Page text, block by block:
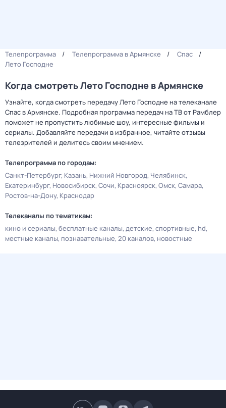
Телепрограмма Телепрограмма в Армянске
Спас
Лето Господне
Когда смотреть Лето Господне в Армянске
Узнайте, когда смотреть передачу Лето Господне на телеканале
Спас в Армянске. Подробная программа передач на ТВ от Рамблер
поможет не пропустить любимые шоу, интересные фильмы и
сериалы. Добавляйте передачи в избранное, читайте отзывы
телезрителей и делитесь своим мнением.
Телепрограмма по городам:
Санкт-Петербург Казань Нижний Новгород Челябинск
Екатеринбург Новосибирск Сочи Красноярск Омск Самара
Ростов-на-Дону Краснодар
Телеканалы по тематикам:
кино и сериалы бесплатные каналы детские спортивные hd
местные каналы познавательные 20 каналов новостные